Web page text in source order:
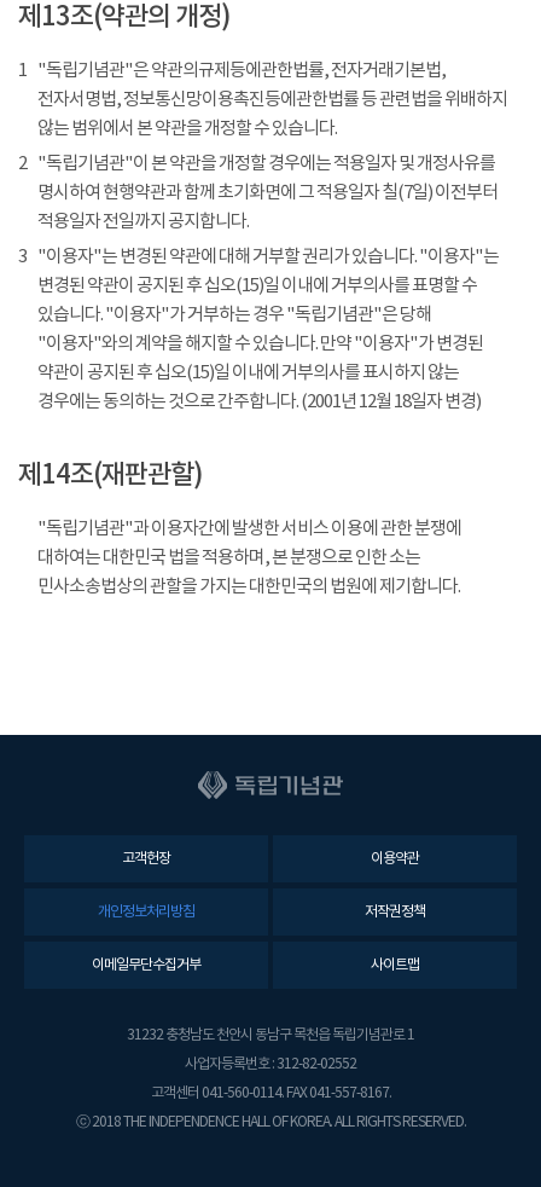
제13조(약관의 개정)
1 "독립기념관"은 약관의규제등에관한법률, 전자거래기본법,
전자서명법, 정보통신망이용촉진등에관한법률 등 관련법을 위배하지
않는 범위에서 본 약관을 개정할 수 있습니다.
2 "독립기념관"이 본 약관을 개정할 경우에는 적용일자 및 개정사유를
명시하여 현행약관과 함께 초기화면에 그 적용일자 칠(7일) 이전부터
적용일자 전일까지 공지합니다.
3 "이용자"는 변경된 약관에 대해 거부할 권리가 있습니다. "이용자"는
변경된 약관이 공지된 후 십오(15)일 이내에 거부의사를 표명할 수
있습니다. "이용자"가 거부하는 경우 "독립기념관"은 당해
"이용자"와의 계약을 해지할 수 있습니다. 만약 "이용자"가 변경된
약관이 공지된 후 십오(15)일 이내에 거부의사를 표시하지 않는
경우에는 동의하는 것으로 간주합니다. (2001년 12월 18일자 변경)
제14조(재판관할)
"독립기념관"과 이용자간에 발생한 서비스 이용에 관한 분쟁에
대하여는 대한민국 법을 적용하며, 본 분쟁으로 인한 소는
민사소송법상의 관할을 가지는 대한민국의 법원에 제기합니다.
고객헌장 이용약관
개인정보처리방침 저작권정책
이메일무단수집거부 사이트맵
31232 충청남도 천안시 동남구 목천읍 독립기념관로 1
사업자등록번호 : 312-82-02552
고객센터 041-560-0114. FAX 041-557-8167.
ⓒ 2018 THE INDEPENDENCE HALL OF KOREA. ALL RIGHTS RESERVED.